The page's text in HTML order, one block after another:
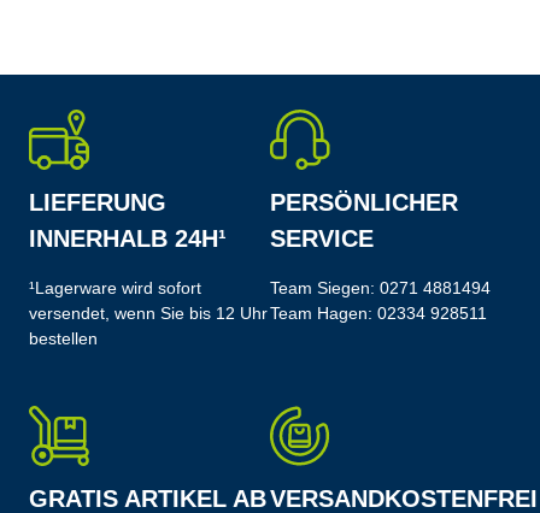
LIEFERUNG
INNERHALB 24H¹
¹Lagerware wird sofort
versendet, wenn Sie bis 12 Uhr
bestellen
PERSÖNLICHER
SERVICE
Team Siegen: 0271 4881494
Team Hagen: 02334 928511
GRATIS ARTIKEL ABVERSANDKOSTENFREI